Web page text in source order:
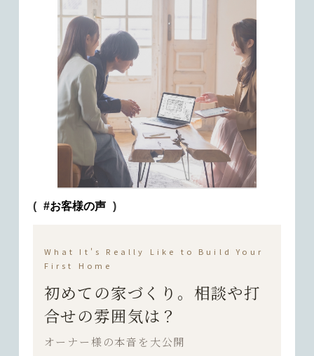
( #お客様の声 )
What It's Really Like to Build Your
First Home
初めての家づくり。相談や打
合せの雰囲気は？
オーナー様の本音を大公開